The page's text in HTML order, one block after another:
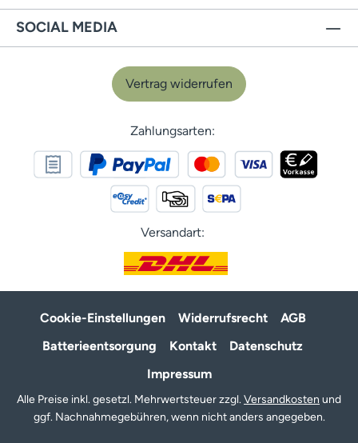
SOCIAL MEDIA
Vertrag widerrufen
Zahlungsarten:
Versandart:
Cookie-Einstellungen Widerrufsrecht
AGB
Batterieentsorgung
Kontakt
Datenschutz
Impressum
Alle Preise inkl. gesetzl. Mehrwertsteuer zzgl. Versandkosten und
ggf. Nachnahmegebühren, wenn nicht anders angegeben.